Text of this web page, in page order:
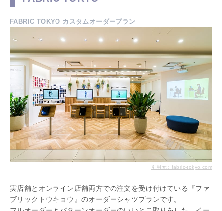
FABRIC TOKYO カスタムオーダープラン
引用元：fabric-tokyo.com
実店舗とオンライン店舗両方での注文を受け付けている『ファ
ブリックトウキョウ』のオーダーシャツプランです。